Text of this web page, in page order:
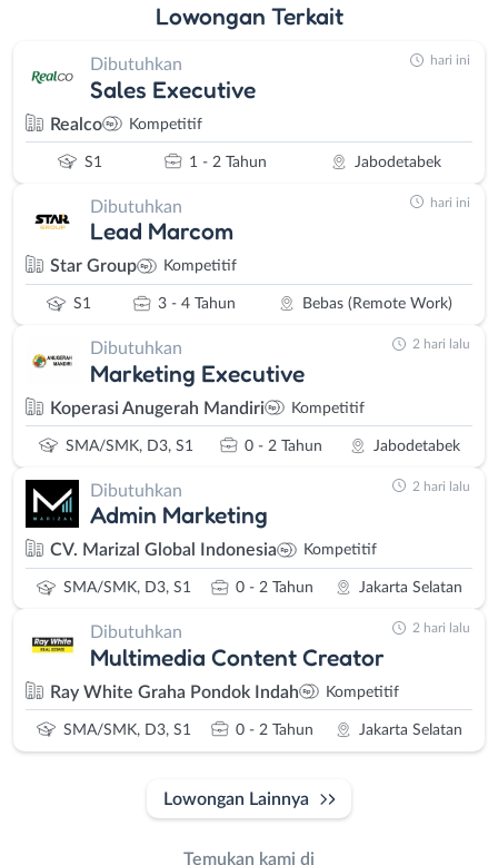
Lowongan Terkait
Dibutuhkan
Sales Executive
Realco Kompetitif
S1 1 - 2 Tahun Jabodetabek
hari ini
Dibutuhkan
Lead Marcom
Star Group Kompetitif
S1 3 - 4 Tahun Bebas (Remote Work)
hari ini
Dibutuhkan
Marketing Executive
Koperasi Anugerah Mandiri Kompetitif
SMA/SMK, D3, S1 0 - 2 Tahun Jabodetabek
2 hari lalu
Dibutuhkan
Admin Marketing
CV. Marizal Global Indonesia Kompetitif
SMA/SMK, D3, S1 0 - 2 Tahun Jakarta Selatan
2 hari lalu
Dibutuhkan
Multimedia Content Creator
Ray White Graha Pondok Indah Kompetitif
SMA/SMK, D3, S1 0 - 2 Tahun Jakarta Selatan
2 hari lalu
Lowongan Lainnya
Temukan kami di